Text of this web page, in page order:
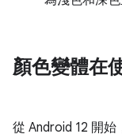
顏色變體在
從 Android 12 開